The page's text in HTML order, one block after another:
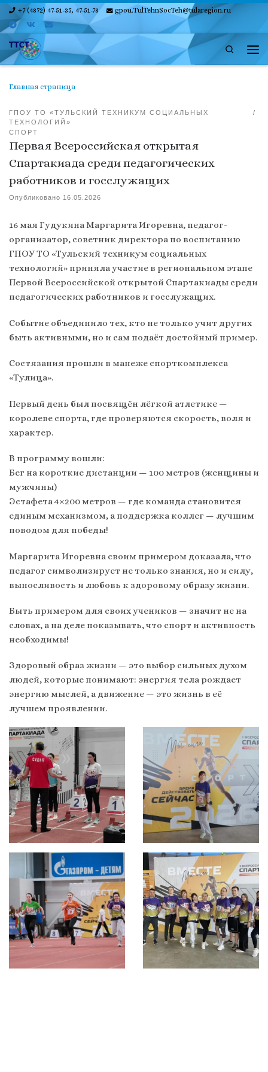
Skip to content
+7 (4872) 47-51-35, 47-51-78 gpou.TulTehnSocTeh@tularegion.ru
Search
Главная страница
ГПОУ ТО «ТУЛЬСКИЙ ТЕХНИКУМ СОЦИАЛЬНЫХ
ТЕХНОЛОГИЙ»
СПОРТ
Первая Всероссийская открытая
Спартакиада среди педагогических
работников и госслужащих
Опубликовано 16.05.2026
16 мая Гудукина Маргарита Игоревна, педагог-
организатор, советник директора по воспитанию
ГПОУ ТО «Тульский техникум социальных
технологий» приняла участие в региональном этапе
Первой Всероссийской открытой Спартакиады среди
педагогических работников и госслужащих.
Событие объединило тех, кто не только учит других
быть активными, но и сам подаёт достойный пример.
Состязания прошли в манеже спорткомплекса
«Тулица».
Первый день был посвящён лёгкой атлетике —
королеве спорта, где проверяются скорость, воля и
характер.
В программу вошли:
Бег на короткие дистанции — 100 метров (женщины и
мужчины)
Эстафета 4×200 метров — где команда становится
единым механизмом, а поддержка коллег — лучшим
поводом для победы!
Маргарита Игоревна своим примером доказала, что
педагог символизирует не только знания, но и силу,
выносливость и любовь к здоровому образу жизни.
Быть примером для своих учеников — значит не на
словах, а на деле показывать, что спорт и активность
необходимы!
Здоровый образ жизни — это выбор сильных духом
людей, которые понимают: энергия тела рождает
энергию мыслей, а движение — это жизнь в её
лучшем проявлении.